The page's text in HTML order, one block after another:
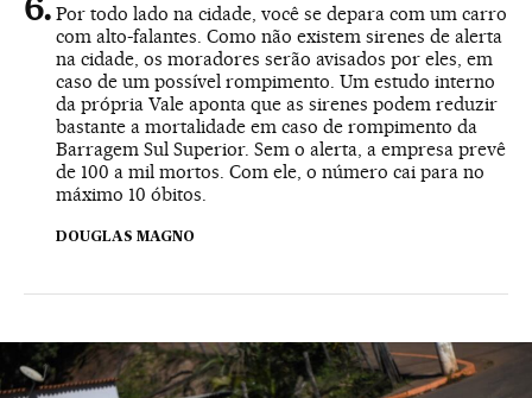
Por todo lado na cidade, você se depara com um carro
com alto-falantes. Como não existem sirenes de alerta
na cidade, os moradores serão avisados por eles, em
caso de um possível rompimento. Um estudo interno
da própria Vale aponta que as sirenes podem reduzir
bastante a mortalidade em caso de rompimento da
Barragem Sul Superior. Sem o alerta, a empresa prevê
de 100 a mil mortos. Com ele, o número cai para no
máximo 10 óbitos.
DOUGLAS MAGNO